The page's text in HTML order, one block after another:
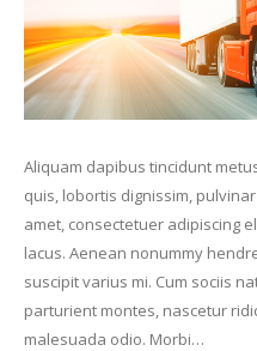
Aliquam dapibus tincidunt
quis, lobortis dignissim,
amet, consectetuer adipiscing
lacus. Aenean nonummy
suscipit varius mi. Cum sociis
parturient montes, nascetur
malesuada odio. Morbi…